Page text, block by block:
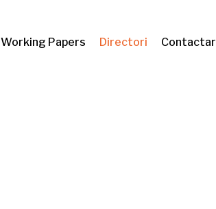
Working Papers Directori Contactar